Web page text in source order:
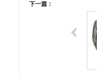
下一篇：